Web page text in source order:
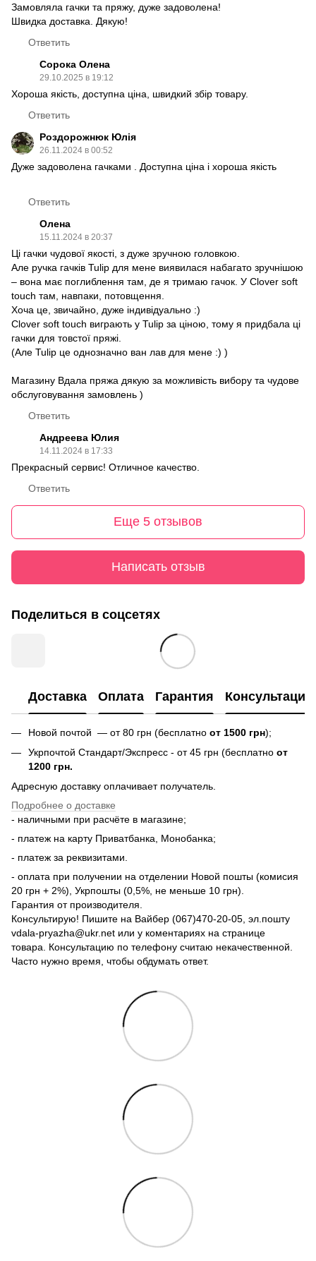
Замовляла гачки та пряжу, дуже задоволена!
Швидка доставка. Дякую!
Ответить
Сорока Олена
29.10.2025 в 19:12
Хороша якість, доступна ціна, швидкий збір товару.
Ответить
Роздорожнюк Юлія
26.11.2024 в 00:52
Дуже задоволена гачками . Доступна ціна і хороша якість
Ответить
Олена
15.11.2024 в 20:37
Ці гачки чудової якості, з дуже зручною головкою.
Але ручка гачків Tulip для мене виявилася набагато зручнішою
– вона має поглиблення там, де я тримаю гачок. У Clover soft
touch там, навпаки, потовщення.
Хоча це, звичайно, дуже індивідуально :)
Clover soft touch виграють у Tulip за ціною, тому я придбала ці
гачки для товстої пряжі.
(Але Tulip це однозначно ван лав для мене :) )
Магазину Вдала пряжа дякую за можливість вибору та чудове
обслуговування замовлень )
Ответить
Андреева Юлия
14.11.2024 в 17:33
Прекрасный сервис! Отличное качество.
Ответить
Еще 5 отзывов
Написать отзыв
Поделиться в соцсетях
Доставка Оплата Гарантия Консультация
Новой почтой — от 80 грн (бесплатно от 1500 грн);
Укрпочтой Стандарт/Экспресс - от 45 грн (бесплатно от
1200 грн.
Адресную доставку оплачивает получатель.
Подробнее о доставке
- наличными при расчёте в магазине;
- платеж на карту Приватбанка, Монобанка;
- платеж за реквизитами.
- оплата при получении на отделении Новой пошты (комисия
20 грн + 2%), Укрпошты (0,5%, не меньше 10 грн).
Гарантия от производителя.
Консультирую! Пишите на Вайбер (067)470-20-05, эл.пошту
vdala-pryazha@ukr.net или у коментариях на странице
товара. Консультацию по телефону считаю некачественной.
Часто нужно время, чтобы обдумать ответ.